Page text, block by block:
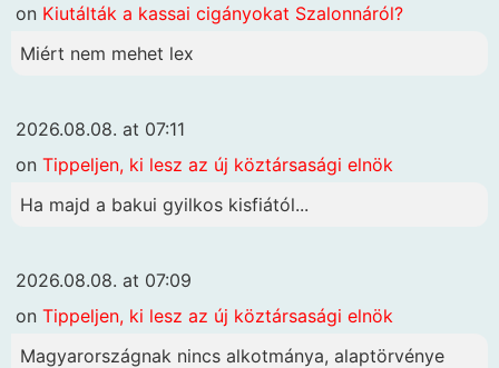
on Kiutálták a kassai cigányokat Szalonnáról?
Miért nem mehet lex
2026.08.08. at 07:11
on Tippeljen, ki lesz az új köztársasági elnök
Ha majd a bakui gyilkos kisfiától...
2026.08.08. at 07:09
on Tippeljen, ki lesz az új köztársasági elnök
Magyarországnak nincs alkotmánya, alaptörvénye